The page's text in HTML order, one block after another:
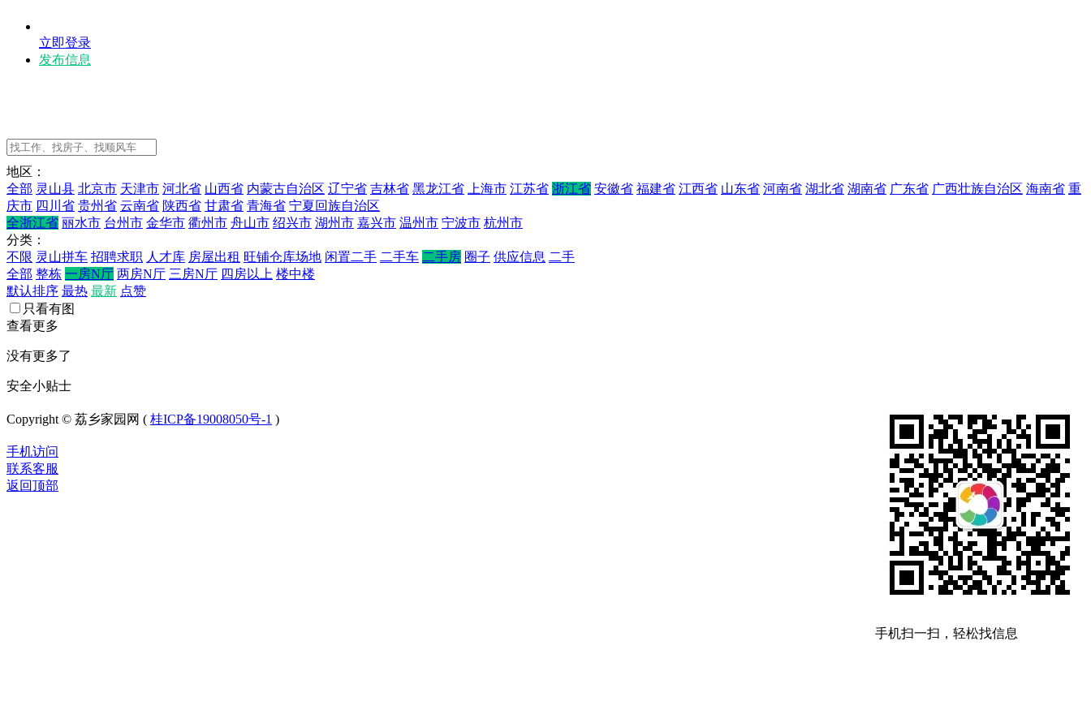
立即登录
发布信息
地区：
全部 灵山县 北京市 天津市 河北省 山西省 内蒙古自治区 辽宁省 吉林省 黑龙江省 上海市 江苏省 浙江省 安徽省 福建省 江西省 山东省 河南省 湖北省 湖南省 广东省 广西壮族自治区 海南省 重
庆市 四川省 贵州省 云南省 陕西省 甘肃省 青海省 宁夏回族自治区
全浙江省 丽水市 台州市 金华市 衢州市 舟山市 绍兴市 湖州市 嘉兴市 温州市 宁波市 杭州市
分类：
不限 灵山拼车 招聘求职 人才库 房屋出租 旺铺仓库场地 闲置二手 二手车 二手房 圈子 供应信息 二手
全部 整栋 一房N厅 两房N厅 三房N厅 四房以上 楼中楼
默认排序 最热 最新 点赞
只看有图
查看更多
没有更多了
安全小贴士
手机扫一扫，轻松找信息
Copyright © 荔乡家园网 ( 桂ICP备19008050号-1 )
手机访问
联系客服
返回顶部